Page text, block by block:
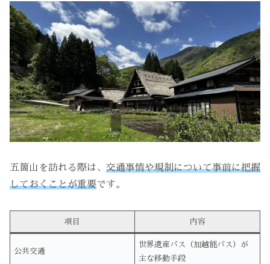
五箇山を訪れる際は、 交通事情や規制について事前に把握
しておくことが重要です。
項目 内容
公共交通
世界遺産バス（加越能バス）が
主な移動手段